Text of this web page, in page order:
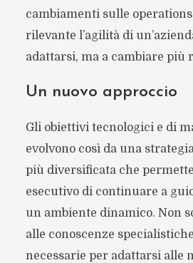
cambiamenti sulle
rilevante l’agilità di
adattarsi, ma a cambiare più
Un nuovo approccio
Gli obiettivi tecnologici e di
evolvono così da una
più diversificata che
esecutivo di continuare a
un ambiente dinamico. Non
alle conoscenze
necessarie per adattarsi alle